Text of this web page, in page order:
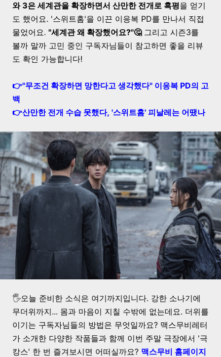
와 3은 세계관을 확장하면서 산만한 전개로 혹평을 얻기
도 했어요. '스위트홈'을 이끈 이응복 PD를 만나서 직접
물었어요. "세계관 왜 확장했어요?"🤔그리고 시즌3를
볼까 말까 고민 중인 구독자님들이 참고하면 좋을 리뷰
도 확인 가능합니다!
👉"무조건 확장하면 망한다고 생각했다" 이응복 PD의 고
백
👉산만한 전개 수습 못했다, '스위트홈' 피날레는 어땠나
🖐️오늘 준비한 소식은 여기까지입니다. 강한 소나기에
무더위까지... 몸과 마음이 지칠 수밖에 없는데요. 더위를
이기는 구독자님들의 방법은 무엇일까요? 맥스무비레터
가 소개한 다양한 작품들과 함께 이번 주말 극장에서 '극
캉스' 한 번 즐겨보시면 어떠실까요? 맥스무비 홈페이지